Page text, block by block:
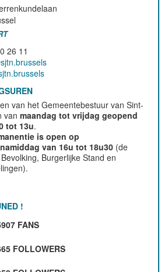
26 11
van het Gemeentebestuur van Sint-
vanmaandag tot vrijdag geopend
tot 13u.
is open op
van 16u tot 18u30 (de
Burgerlijke Stand en
!
FANS
FOLLOWERS